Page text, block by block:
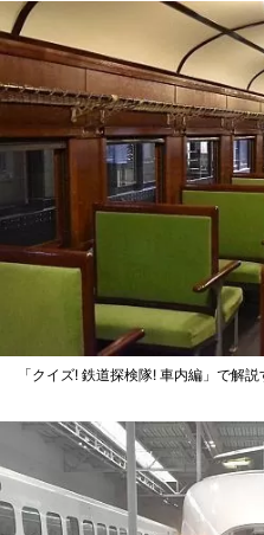
「クイズ! 鉄道探検隊! 車内編」で解